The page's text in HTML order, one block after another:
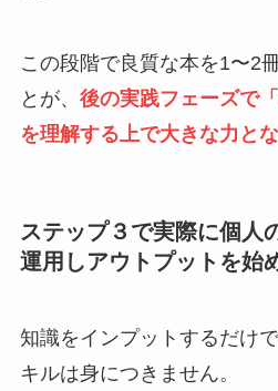
この段階で良質な本を1〜2
とが、 後の実践フェーズで
を理解する上で大きな力とな
ステップ３で実際に個人
運用しアウトプットを始
知識をインプットするだけ
キルは身につきません。